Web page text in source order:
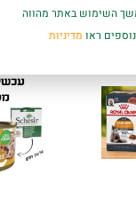
השימוש באתר מהווה
ראו מדיניות